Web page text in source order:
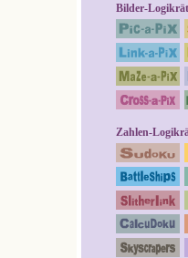
Bilder-
Zahlen-